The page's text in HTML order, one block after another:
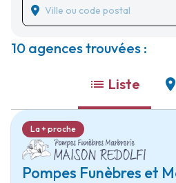
10 agences trouvées :
Liste
Pompes Funèbres et
La + proche